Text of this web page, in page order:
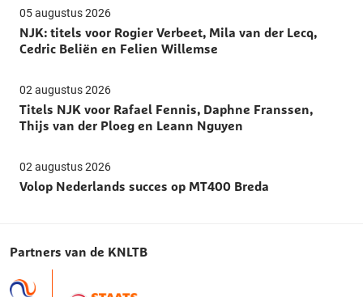
05 augustus 2026
NJK: titels voor Rogier Verbeet, Mila van der Lecq,
Cedric Beliën en Felien Willemse
02 augustus 2026
Titels NJK voor Rafael Fennis, Daphne Franssen,
Thijs van der Ploeg en Leann Nguyen
02 augustus 2026
Volop Nederlands succes op MT400 Breda
Partners van de KNLTB